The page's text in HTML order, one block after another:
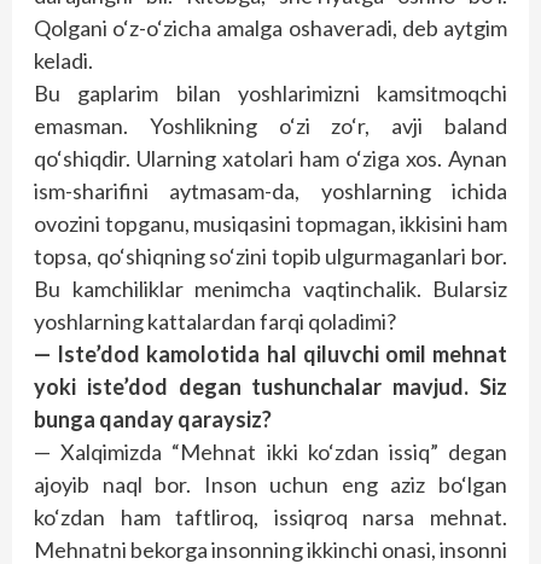
Qolgani o‘z-o‘zicha amalga oshaveradi, deb aytgim
keladi.
Bu gaplarim bilan yoshlarimizni kamsitmoqchi
emasman. Yoshlikning o‘zi zo‘r, avji baland
qo‘shiqdir. Ularning xatolari ham o‘ziga xos. Aynan
ism-sharifini aytmasam-da, yoshlarning ichida
ovozini topganu, musiqasini topmagan, ikkisini ham
topsa, qo‘shiqning so‘zini topib ulgurmaganlari bor.
Bu kamchiliklar menimcha vaqtinchalik. Bularsiz
yoshlarning kattalardan farqi qoladimi?
— Iste’dod kamolotida hal qiluvchi omil mehnat
yoki iste’dod degan tushunchalar mavjud. Siz
bunga qanday qaraysiz?
— Xalqimizda “Mehnat ikki ko‘zdan issiq” degan
ajoyib naql bor. Inson uchun eng aziz bo‘lgan
ko‘zdan ham taftliroq, issiqroq narsa mehnat.
Mehnatni bekorga insonning ikkinchi onasi, insonni